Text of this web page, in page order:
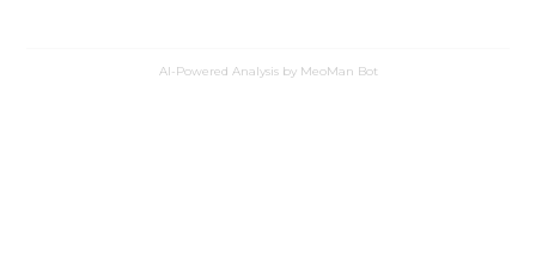
AI-Powered Analysis by MeoMan Bot